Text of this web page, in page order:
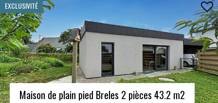
EXCLUSIVITÉ
Maison de plain pied Breles 2 pièces 43.2 m2